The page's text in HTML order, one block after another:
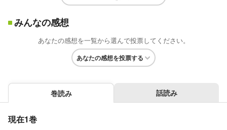
みんなの感想
あなたの感想を一覧から選んで投票してください。
あなたの感想を投票する
巻読み 話読み
現在1巻